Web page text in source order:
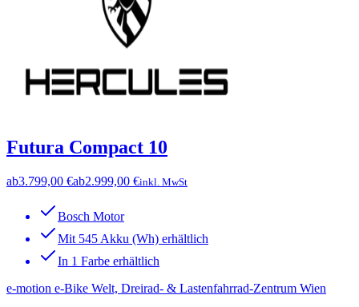
Futura Compact 10
ab3.799,00 €ab2.999,00 €inkl. MwSt
Bosch Motor
Mit 545 Akku (Wh) erhältlich
In 1 Farbe erhältlich
e-motion e-Bike Welt, Dreirad- & Lastenfahrrad-Zentrum Wien